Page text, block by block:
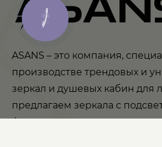
ASANS – это компания,
производстве трендовых и
зеркал и душевых кабин для
предлагаем зеркала с
функциональными
КНОПКА
ЗВ'ЯЗКУ